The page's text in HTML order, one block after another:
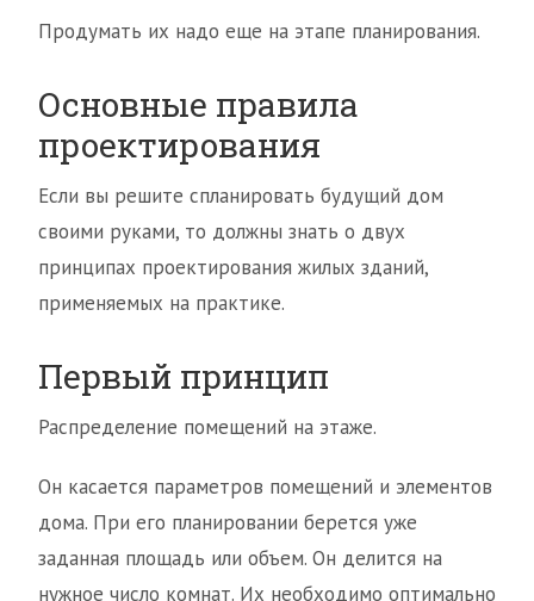
Продумать их надо еще на этапе планирования.
Основные правила
проектирования
Если вы решите спланировать будущий дом
своими руками, то должны знать о двух
принципах проектирования жилых зданий,
применяемых на практике.
Первый принцип
Распределение помещений на этаже.
Он касается параметров помещений и элементов
дома. При его планировании берется уже
заданная площадь или объем. Он делится на
нужное число комнат. Их необходимо оптимально